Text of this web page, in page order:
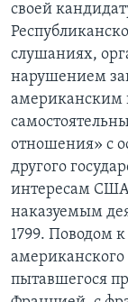
своей
слушаниях,
нарушением
американским
отношения» с
другого
интересам США,
наказуемым
1799. Поводом
пытавшегося